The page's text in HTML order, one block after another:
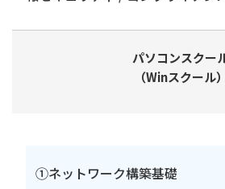
パソコンスクー
（Winスクール）
①ネットワーク構築基礎